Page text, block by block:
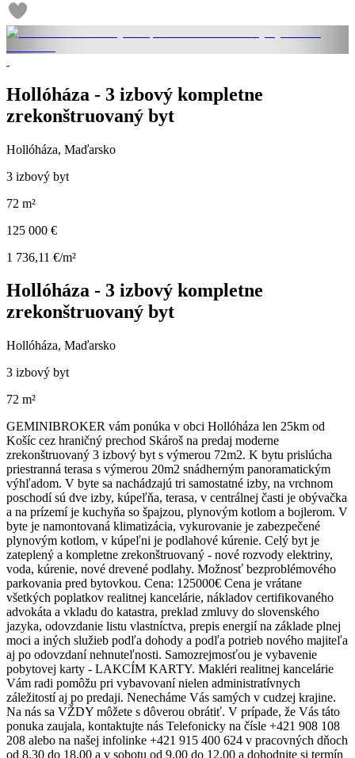
Hollóháza - 3 izbový kompletne
zrekonštruovaný byt
Hollóháza, Maďarsko
3 izbový byt
72 m²
125 000 €
1 736,11 €/m²
Hollóháza - 3 izbový kompletne
zrekonštruovaný byt
Hollóháza, Maďarsko
3 izbový byt
72 m²
GEMINIBROKER vám ponúka v obci Hollóháza len 25km od
Košíc cez hraničný prechod Skároš na predaj moderne
zrekonštruovaný 3 izbový byt s výmerou 72m2. K bytu prislúcha
priestranná terasa s výmerou 20m2 snádherným panoramatickým
výhľadom. V byte sa nachádzajú tri samostatné izby, na vrchnom
poschodí sú dve izby, kúpeľňa, terasa, v centrálnej časti je obývačka
a na prízemí je kuchyňa so špajzou, plynovým kotlom a bojlerom. V
byte je namontovaná klimatizácia, vykurovanie je zabezpečené
plynovým kotlom, v kúpeľni je podlahové kúrenie. Celý byt je
zateplený a kompletne zrekonštruovaný - nové rozvody elektriny,
voda, kúrenie, nové drevené podlahy. Možnosť bezproblémového
parkovania pred bytovkou. Cena: 125000€ Cena je vrátane
všetkých poplatkov realitnej kancelárie, nákladov certifikovaného
advokáta a vkladu do katastra, preklad zmluvy do slovenského
jazyka, odovzdanie listu vlastníctva, prepis energií na základe plnej
moci a iných služieb podľa dohody a podľa potrieb nového majiteľa
aj po odovzdaní nehnuteľnosti. Samozrejmosťou je vybavenie
pobytovej karty - LAKCÍM KARTY. Makléri realitnej kancelárie
Vám radi pomôžu pri vybavovaní nielen administratívnych
záležitostí aj po predaji. Nenecháme Vás samých v cudzej krajine.
Na nás sa VŽDY môžete s dôverou obrátiť. V prípade, že Vás táto
ponuka zaujala, kontaktujte nás Telefonicky na čísle +421 908 108
208 alebo na našej infolinke +421 915 400 624 v pracovných dňoch
od 8.30 do 18.00 a v sobotu od 9.00 do 12.00 a dohodnite si termín